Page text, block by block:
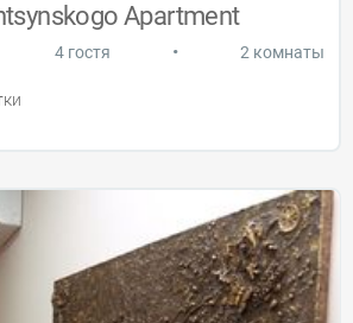
Apartment
4 гостя • 2 комнаты